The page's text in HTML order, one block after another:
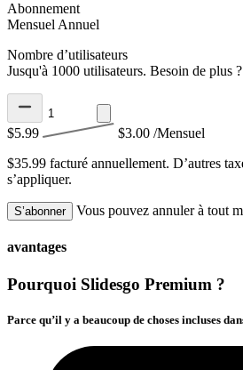
Abonnement
Mensuel Annuel
Nombre d’utilisateurs
Jusqu'à 1000 utilisateurs. Besoin de plus ?
$5.99 $3.00 /Mensuel
$35.99 facturé annuellement. D’autres
s’appliquer.
S’abonner Vous pouvez annuler à tout
avantages
Pourquoi Slidesgo Premium ?
Parce qu’il y a beaucoup de choses incluses